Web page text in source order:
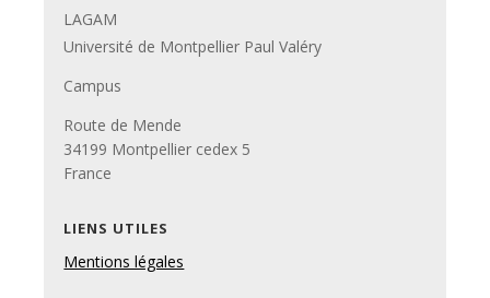
LAGAM
Université de Montpellier Paul Valéry
Campus
Route de Mende
34199 Montpellier cedex 5
France
LIENS UTILES
Mentions légales